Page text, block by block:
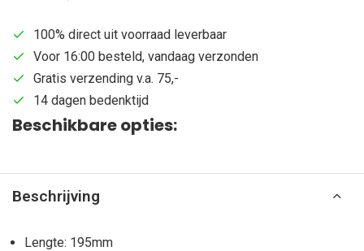
100% direct uit voorraad leverbaar
Voor 16:00 besteld, vandaag verzonden
Gratis verzending v.a. 75,-
14 dagen bedenktijd
Beschikbare opties:
Beschrijving
Lengte: 195mm